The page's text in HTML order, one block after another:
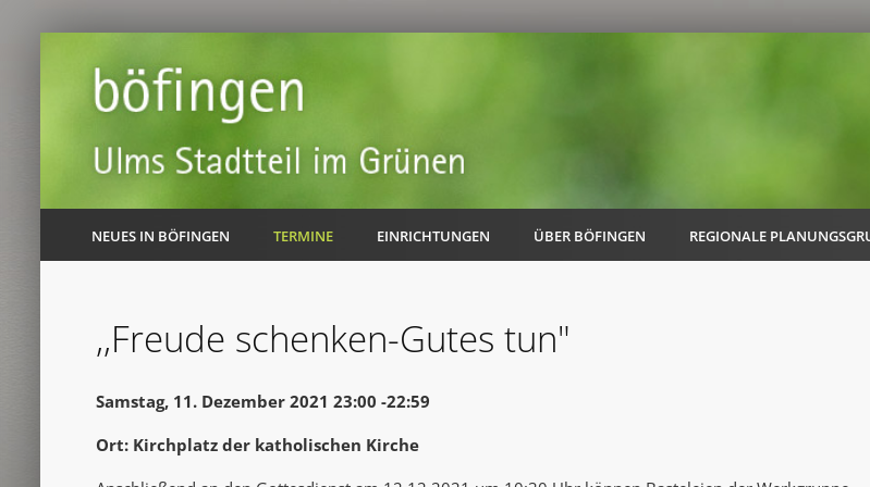
NEUES IN BÖFINGEN TERMINE EINRICHTUNGEN ÜBER BÖFINGEN REGIONALE
,,Freude schenken-Gutes tun"
Samstag, 11. Dezember 2021 23:00 -22:59
Ort: Kirchplatz der katholischen Kirche